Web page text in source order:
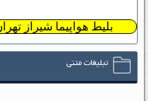
بلیط هواپیما شیراز
تبلیغات متنی